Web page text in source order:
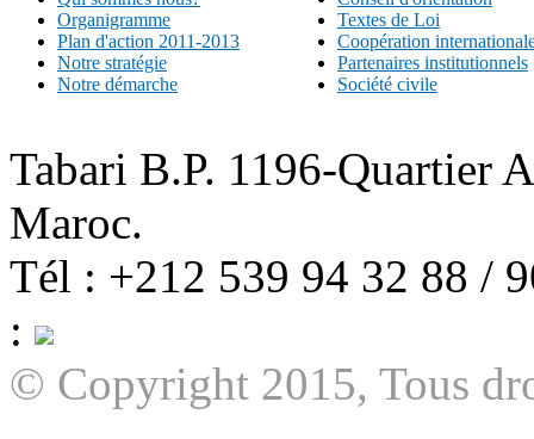
Organigramme
Plan d'action 2011-2013
Notre stratégie
Notre démarche
Textes de Loi
Coopération
Partenaires institutionnels
Société civile
Tabari B.P. 1196-Quartier
Maroc.
Tél : +212 539 94 32 88 /
:
© Copyright 2015, Tous